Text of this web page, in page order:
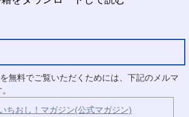
無料でご覧いただくためには、下記のメルマ
ちおし！マガジン(公式マガジン)